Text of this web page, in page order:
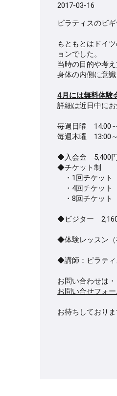
2017-03-16
ピラティスのビ
もともとはドイ
ョンでした。
当時の目的や考
身体の内側に意
4月には無料体験
詳細は近日中に
毎週日曜 14:00
毎週木曜 13:00
◆入会金 5,400円
◆チケット制
・1回チケット
・4回チケット
・8回チケット
◆ビジター
◆体験レッスン
◆講師：ピラテ
お問い合わせは・
お問い合せフォ
お待ちしておりま